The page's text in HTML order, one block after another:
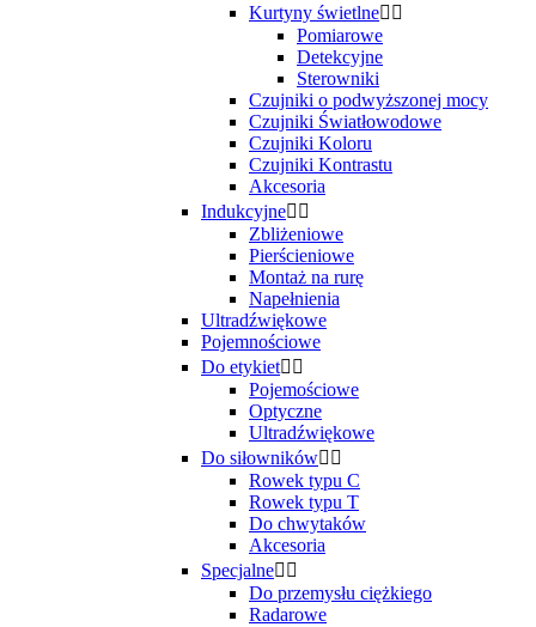
Kurtyny świetlne 
Pomiarowe
Detekcyjne
Sterowniki
Czujniki o podwyższonej mocy
Czujniki Światłowodowe
Czujniki Koloru
Czujniki Kontrastu
Akcesoria
Indukcyjne 
Zbliżeniowe
Pierścieniowe
Montaż na rurę
Napełnienia
Ultradźwiękowe
Pojemnościowe
Do etykiet 
Pojemościowe
Optyczne
Ultradźwiękowe
Do siłowników 
Rowek typu C
Rowek typu T
Do chwytaków
Akcesoria
Specjalne 
Do przemysłu ciężkiego
Radarowe